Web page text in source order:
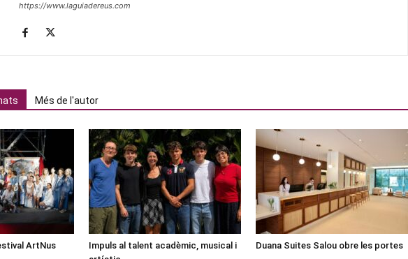
https://www.laguiadereus.com
Més de l'autor
ArtNus
Impuls al talent acadèmic, musical i
Duana Suites Salou obre les portes